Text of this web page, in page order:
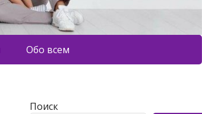
Обо всем
Поиск